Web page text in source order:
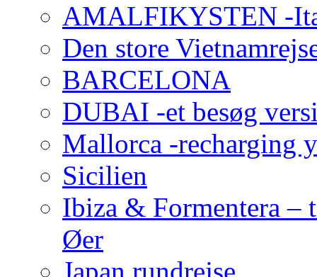
AMALFIKYSTEN -
Den store
BARCELONA
DUBAI -et besøg
Mallorca -recharging
Sicilien
Ibiza & Formentera –
Øer